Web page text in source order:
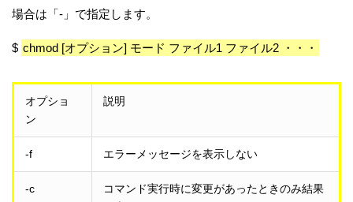
場合は「-」で指定します。
$ chmod [オプション] モード ファイル1 ファイル2 ・・・
オプショ
ン
説明
-f エラーメッセージを表示しない
-c
コマンド実行時に変更があったときのみ結果